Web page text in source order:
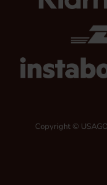
Copyright ©